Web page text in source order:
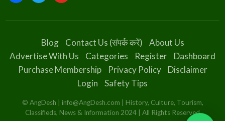
Blog Contact Us (संपर्क करें)
About Us
Advertise With Us
Categories Register
Dashboard
Purchase Membership
Privacy Policy
Disclaimer
Login
Safety Tips
© AngDesh | info@AngDesh.com | History, Culture, Tourism,
Classifieds, News & Information 2024 | All Rights Reserved